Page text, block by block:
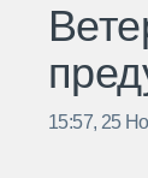
15:57, 25